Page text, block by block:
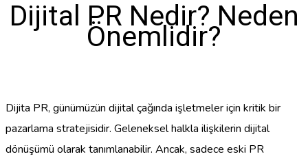
Dijital PR Nedir? Neden
Önemlidir?
Dijita PR, günümüzün dijital çağında işletmeler için kritik bir
pazarlama stratejisidir. Geleneksel halkla ilişkilerin dijital
dönüşümü olarak tanımlanabilir. Ancak, sadece eski PR